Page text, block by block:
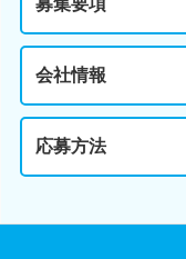
募集要項
会社情報
応募方法